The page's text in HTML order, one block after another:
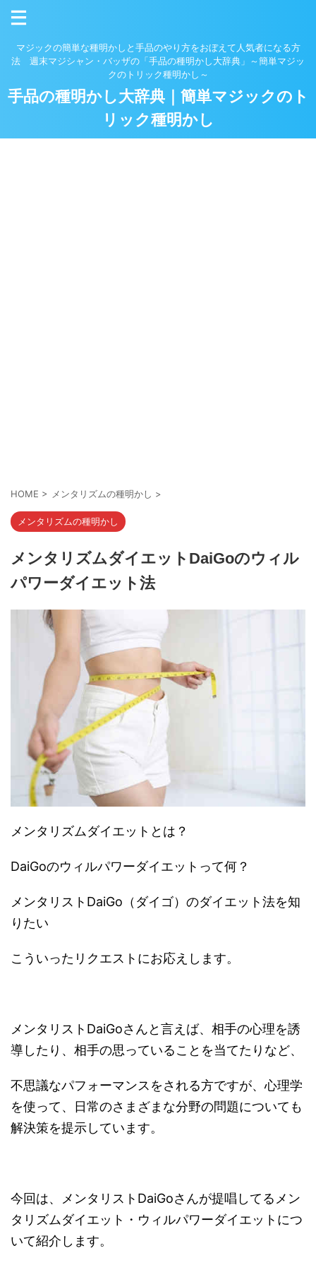
マジックの簡単な種明かしと手品のやり方をおぼえて人気者になる方
法 週末マジシャン・バッザの「手品の種明かし大辞典」～簡単マジッ
クのトリック種明かし～
手品の種明かし大辞典｜簡単マジックのト
リック種明かし
HOME > メンタリズムの種明かし >
メンタリズムの種明かし
メンタリズムダイエットDaiGoのウィル
パワーダイエット法
メンタリズムダイエットとは？
DaiGoのウィルパワーダイエットって何？
メンタリストDaiGo（ダイゴ）のダイエット法を知
りたい
こういったリクエストにお応えします。
メンタリストDaiGoさんと言えば、相手の心理を誘
導したり、相手の思っていることを当てたりなど、
不思議なパフォーマンスをされる方ですが、心理学
を使って、日常のさまざまな分野の問題についても
解決策を提示しています。
今回は、メンタリストDaiGoさんが提唱してるメン
タリズムダイエット・ウィルパワーダイエットにつ
いて紹介します。